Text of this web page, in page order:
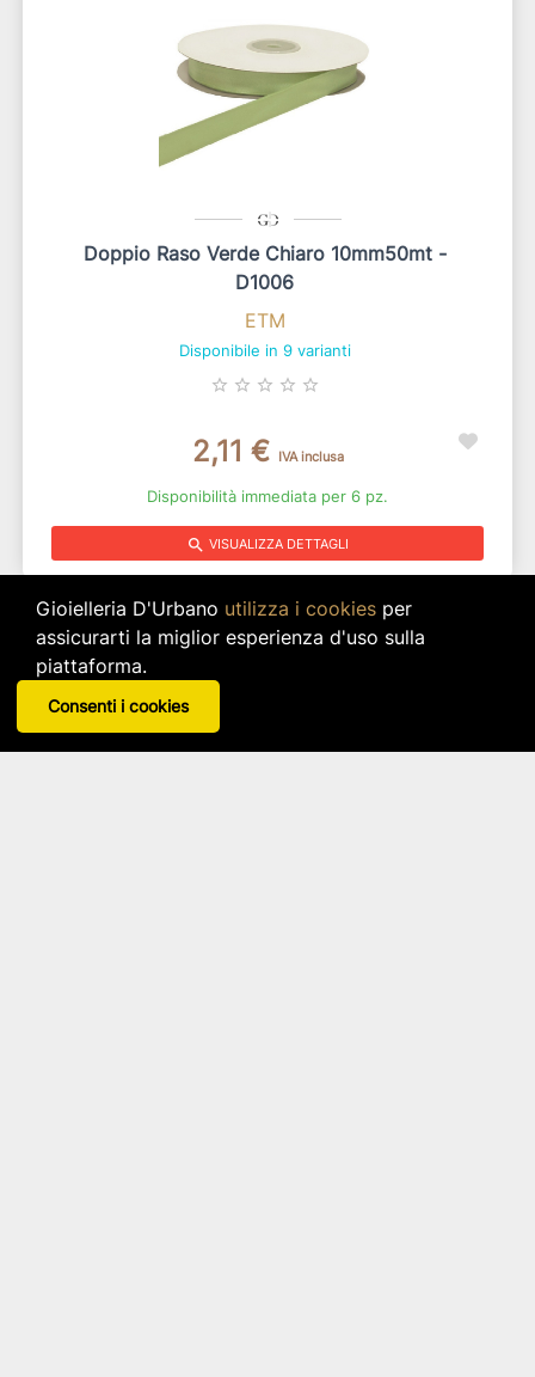
Doppio Raso Verde Chiaro 10mm50mt -
D1006
ETM
Disponibile in 9 varianti
star_border star_border star_border star_border star_border
2,11 € IVA inclusa
Disponibilità immediata per 6 pz.
search VISUALIZZA DETTAGLI
Gioielleria D'Urbano utilizza i cookiesper
assicurarti la miglior esperienza d'uso sulla
piattaforma.
Consenti i cookies